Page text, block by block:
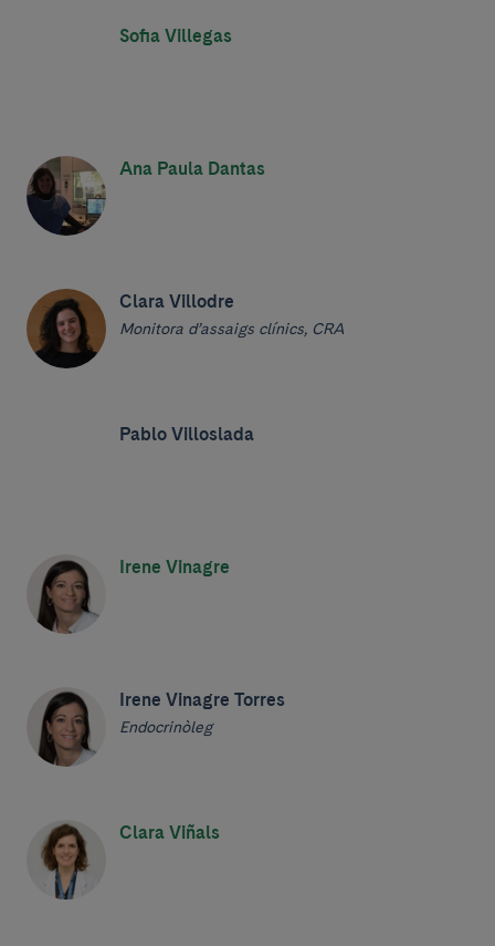
Sofia Villegas
Ana Paula Dantas
Clara Villodre
Monitora d’assaigs clínics, CRA
Pablo Villoslada
Irene Vinagre
Irene Vinagre Torres
Endocrinòleg
Clara Viñals